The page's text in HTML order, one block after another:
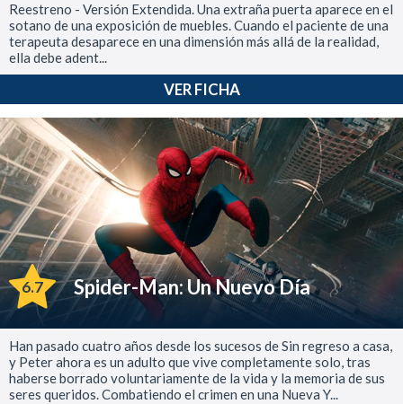
Reestreno - Versión Extendida. Una extraña puerta aparece en el
sotano de una exposición de muebles. Cuando el paciente de una
terapeuta desaparece en una dimensión más allá de la realidad,
ella debe adent...
VER FICHA
6.7 Spider-Man: Un Nuevo Día
Han pasado cuatro años desde los sucesos de Sin regreso a casa,
y Peter ahora es un adulto que vive completamente solo, tras
haberse borrado voluntariamente de la vida y la memoria de sus
seres queridos. Combatiendo el crimen en una Nueva Y...